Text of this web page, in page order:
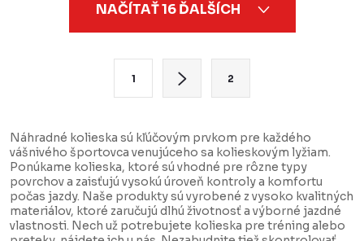
c
i
e
p
r
NAČÍTAŤ 16 ĎALŠÍCH
á
n
k
o
v
1 2
Náhradné kolieska sú kľúčovým prvkom pre každého
vášnivého športovca venujúceho sa kolieskovým lyžiam.
Ponúkame kolieska, ktoré sú vhodné pre rôzne typy
povrchov a zaisťujú vysokú úroveň kontroly a komfortu
počas jazdy. Naše produkty sú vyrobené z vysoko kvalitných
materiálov, ktoré zaručujú dlhú životnosť a výborné jazdné
vlastnosti. Nech už potrebujete kolieska pre tréning alebo